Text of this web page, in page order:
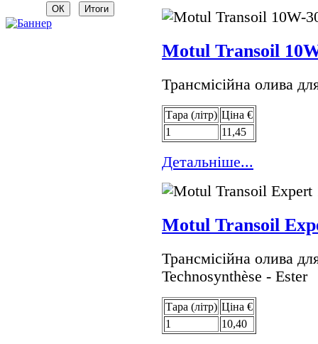
Motul Transoil
Трансмісійна олива
Тара (лiтр) Цiна €
1
11,45
Детальнiше...
Motul Transoil
Трансмісійна олива
Technosynthèse - Ester
Тара (лiтр) Цiна €
1
10,40